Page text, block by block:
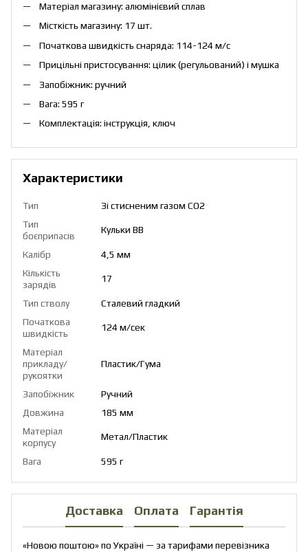
Матеріал магазину: алюмінієвий сплав
Місткість магазину: 17 шт.
Початкова швидкість снаряда: 114-124 м/с
Прицільні пристосування: цілик (регульований) і мушка
Запобіжник: ручний
Вага: 595 г
Комплектація: інструкція, ключ
Характеристики
Тип
Зі стисненим газом CO2
Тип
боєприпасів
Кульки ВВ
Калібр
4,5 мм
Кількість
зарядів
17
Тип стволу
Сталевий гладкий
Початкова
швидкість
124 м/cек
Матеріал
прикладу/
рукоятки
Пластик/Гума
Запобіжник
Ручний
Довжина
185 мм
Матеріал
корпусу
Метал/Пластик
Вага 595 г
Доставка Оплата Гарантія
«Новою поштою» по Україні — за тарифами перевізника